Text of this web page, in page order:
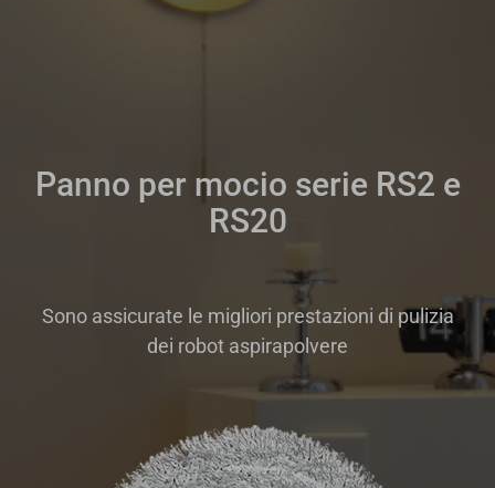
Panno per mocio serie RS2 e
RS20
Sono assicurate le migliori prestazioni di pulizia
dei robot aspirapolvere